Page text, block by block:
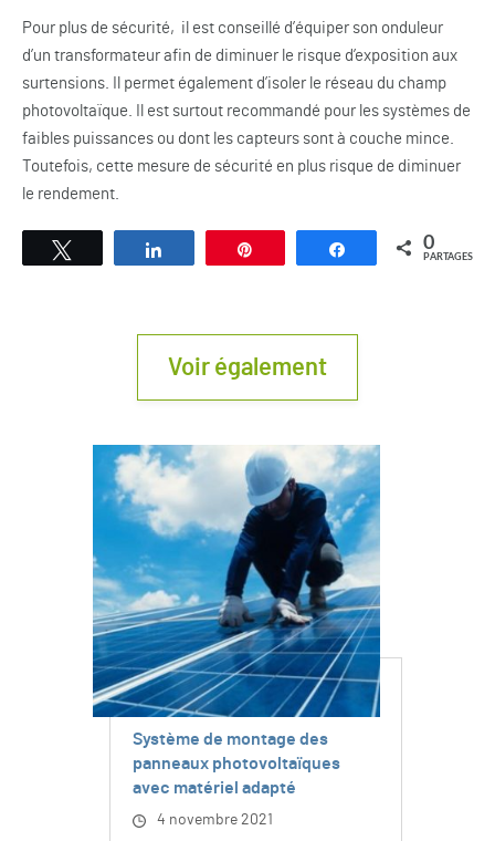
Pour plus de sécurité, il est conseillé d’équiper son onduleur
d’un transformateur afin de diminuer le risque d’exposition aux
surtensions. Il permet également d’isoler le réseau du champ
photovoltaïque. Il est surtout recommandé pour les systèmes de
faibles puissances ou dont les capteurs sont à couche mince.
Toutefois, cette mesure de sécurité en plus risque de diminuer
le rendement.
Partagez 0
PARTAGES
Voir également
Système de montage des
panneaux photovoltaïques
avec matériel adapté
4 novembre 2021